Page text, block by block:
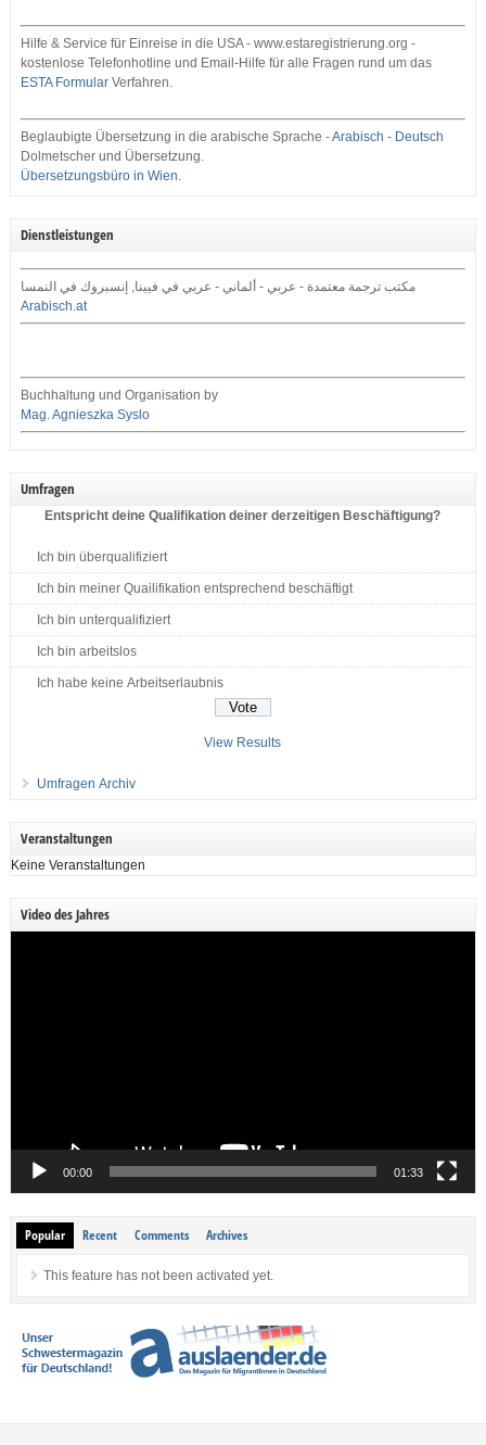
Hilfe & Service für Einreise in die USA - www.estaregistrierung.org -
kostenlose Telefonhotline und Email-Hilfe für alle Fragen rund um das
ESTA FormularVerfahren.
Beglaubigte Übersetzung in die arabische Sprache -Arabisch - Deutsch
Dolmetscher und Übersetzung.
Übersetzungsbüro in Wien.
Dienstleistungen
مكتب ترجمة معتمدة - عربي - ألماني - عربي في فيينا, إنسبروك في النمسا
Arabisch.at
Buchhaltung und Organisation by
Mag. Agnieszka Syslo
Umfragen
Entspricht deine Qualifikation deiner derzeitigen Beschäftigung?
Ich bin überqualifiziert
Ich bin meiner Quailifikation entsprechend beschäftigt
Ich bin unterqualifiziert
Ich bin arbeitslos
Ich habe keine Arbeitserlaubnis
View Results
Umfragen Archiv
Veranstaltungen
Keine Veranstaltungen
Video des Jahres
00:00 01:33
Popular Recent Comments Archives
This feature has not been activated yet.